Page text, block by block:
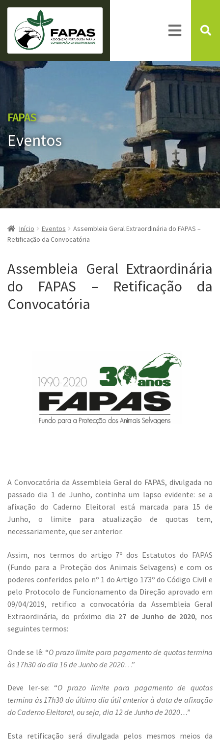
FAPAS
Eventos
Início Eventos
Assembleia Geral Extraordinária do FAPAS –
Retificação da Convocatória
Assembleia Geral Extraordinária
do FAPAS – Retificação da
Convocatória
A Convocatória da Assembleia Geral do FAPAS, divulgada no
passado dia 1 de Junho, continha um lapso evidente: se a
afixação do Caderno Eleitoral está marcada para 15 de
Junho, o limite para atualização de quotas tem,
necessariamente, que ser anterior.
Assim, nos termos do artigo 7º dos Estatutos do FAPAS
(Fundo para a Proteção dos Animais Selvagens) e com os
poderes conferidos pelo nº 1 do Artigo 173º do Código Civil e
pelo Protocolo de Funcionamento da Direção aprovado em
09/04/2019, retifico a convocatória da Assembleia Geral
Extraordinária, do próximo dia 27 de Junho de 2020, nos
seguintes termos:
Onde se lê: “O prazo limite para pagamento de quotas termina
às 17h30 do dia 16 de Junho de 2020…”
Deve ler-se: “O prazo limite para pagamento de quotas
termina às 17h30 do último dia útil anterior à data de afixação
do Caderno Eleitoral, ou seja, dia 12 de Junho de 2020…”
Esta retificação será divulgada pelos mesmos meios da